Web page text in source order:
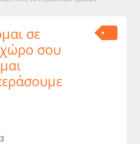
σε
χώρο σου